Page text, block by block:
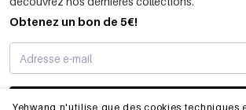
Yehwang n'utilise que des cookies techniques
Obtenez un bon de 5€!
JE M’INSCRIS